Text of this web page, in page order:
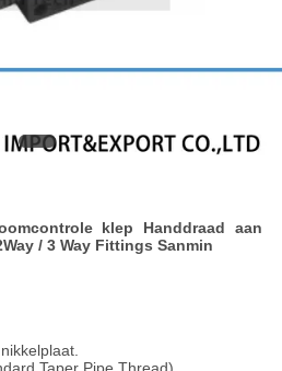
klep Handdraad aan
/ 3 Way Fittings Sanmin